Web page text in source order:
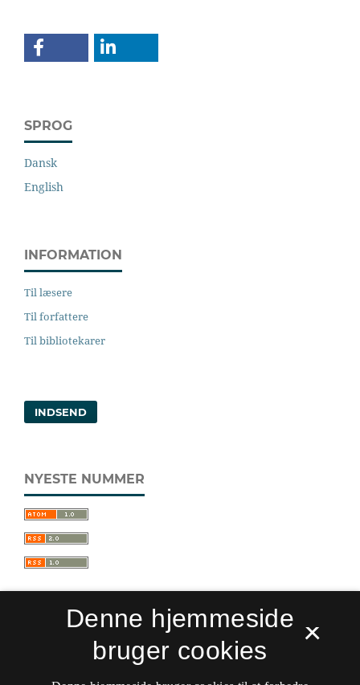
SPROG
Dansk
English
INFORMATION
Til læsere
Til forfattere
Til bibliotekarer
INDSEND
NYESTE NUMMER
Sprogforum. Tidsskrift for sprog- og
kulturpædagogik
×
Denne hjemmeside
bruger cookies